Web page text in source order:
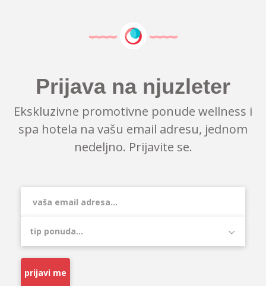
Prijava na njuzleter
Ekskluzivne promotivne ponude wellness i
spa hotela na vašu email adresu, jednom
nedeljno. Prijavite se.
prijavi me